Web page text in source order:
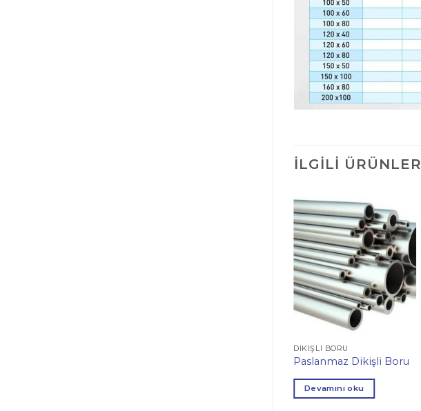
İLGILI ÜRÜNLER
DIKIŞLI BORU
Paslanmaz Dikişli Boru
Devamını oku